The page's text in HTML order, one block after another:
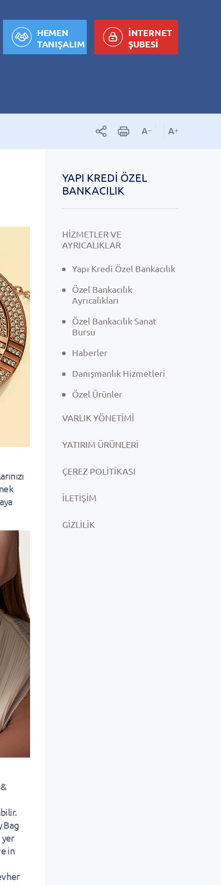
İNTERNET
ŞUBESİ
HEMEN
TANIŞALIM
Bag
yer
in
YAPI KREDI ÖZEL
BANKACILIK
HİZMETLER VE
AYRICALIKLAR
Yapı Kredi Özel Bankacılık
Özel Bankacılık
Ayrıcalıkları
Özel Bankacılık Sanat
Bursu
Haberler
Danışmanlık Hizmetleri
Özel Ürünler
VARLIK YÖNETIMI
YATIRIM ÜRÜNLERI
ÇEREZ POLITIKASI
İLETIŞIM
GIZLILIK